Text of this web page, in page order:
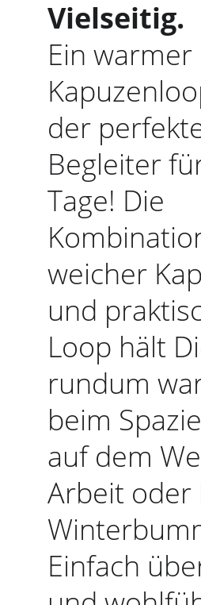
Vielseitig.
Ein warmer
der
Begleiter
Tage! Die
weicher
und
Loop hält
rundum
beim
auf dem
Arbeit oder
Einfach